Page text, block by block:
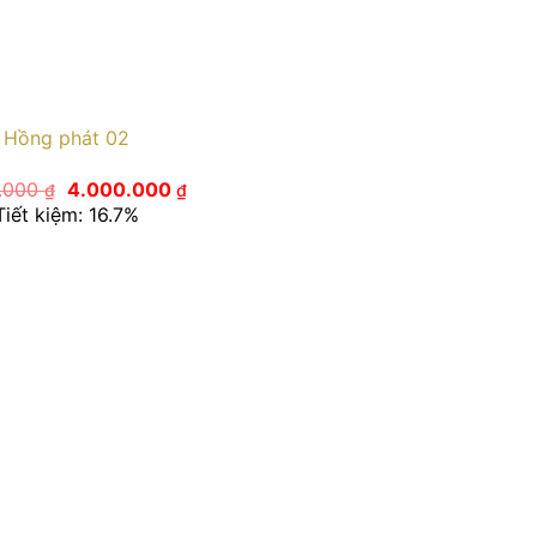
Hồng phát 02
₫ Giá
gốc
là:
4.000.000 ₫Giá
hiện
kiệm: 16.7%